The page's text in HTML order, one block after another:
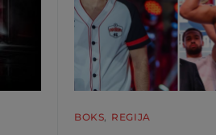
BOKS REGIJA